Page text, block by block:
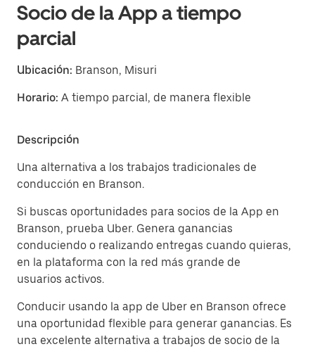
Socio de la App a tiempo
parcial
Ubicación: Branson, Misuri
Horario: A tiempo parcial, de manera flexible
Descripción
Una alternativa a los trabajos tradicionales de
conducción en Branson.
Si buscas oportunidades para socios de la App en
Branson, prueba Uber. Genera ganancias
conduciendo o realizando entregas cuando quieras,
en la plataforma con la red más grande de
usuarios activos.
Conducir usando la app de Uber en Branson ofrece
una oportunidad flexible para generar ganancias. Es
una excelente alternativa a trabajos de socio de la